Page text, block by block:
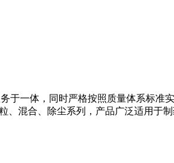
一体，同时严格按照质量体系标准
混合、除尘系列，产品广泛适用于